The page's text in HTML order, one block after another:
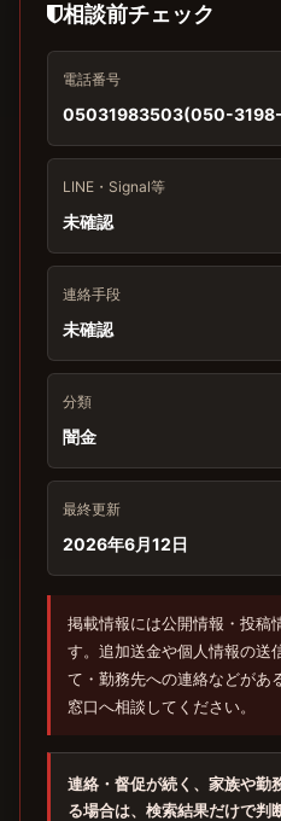
相談前チェック
電話番号
05031983503(050-
LINE・Signal等
未確認
連絡手段
未確認
分類
闇金
最終更新
2026年6月12日
掲載情報には公開情報・投稿
す。追加送金や個人情報の送
て・勤務先への連絡などがあ
窓口へ相談してください。
連絡・督促が続く、家族や勤
る場合は、検索結果だけで判